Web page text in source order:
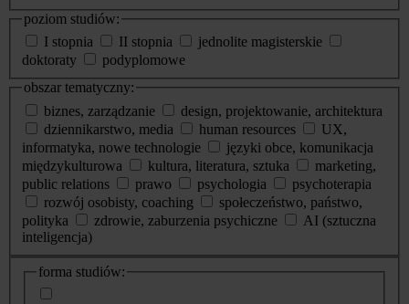
poziom studiów:
I stopnia
II stopnia
jednolite magisterskie
doktoraty
podyplomowe
obszar tematyczny:
biznes, zarządzanie
design, projektowanie, architektura
dziennikarstwo, media
human resources
UX,
informatyka, nowe technologie
języki obce, komunikacja
międzykulturowa
kultura, literatura, sztuka
marketing,
public relations
prawo psychologia
psychoterapia
rozwój osobisty, coaching
społeczeństwo, państwo,
polityka
zdrowie, zaburzenia psychiczne
AI (sztuczna
inteligencja)
dodatkowe
informacje
forma studiów: